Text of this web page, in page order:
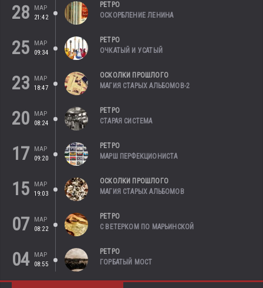
28
МАР
21:42
РЕТРО
ОСКОРБЛЕНИЕ ЛЕНИНА
25
МАР
09:34
РЕТРО
ОЧКАТЫЙ И УСАТЫЙ
23
МАР
18:47
ОСКОЛКИ ПРОШЛОГО
МАГИЯ СТАРЫХ АЛЬБОМОВ-2
20
МАР
08:24
РЕТРО
СТАРАЯ СИСТЕМА
17
МАР
09:20
РЕТРО
МАРШ ПЕРФЕКЦИОНИСТА
15
МАР
19:03
ОСКОЛКИ ПРОШЛОГО
МАГИЯ СТАРЫХ АЛЬБОМОВ
07
МАР
08:22
РЕТРО
С ВЕТЕРКОМ ПО МАРЬИНСКОЙ
04
МАР
08:55
РЕТРО
ГОРБАТЫЙ МОСТ